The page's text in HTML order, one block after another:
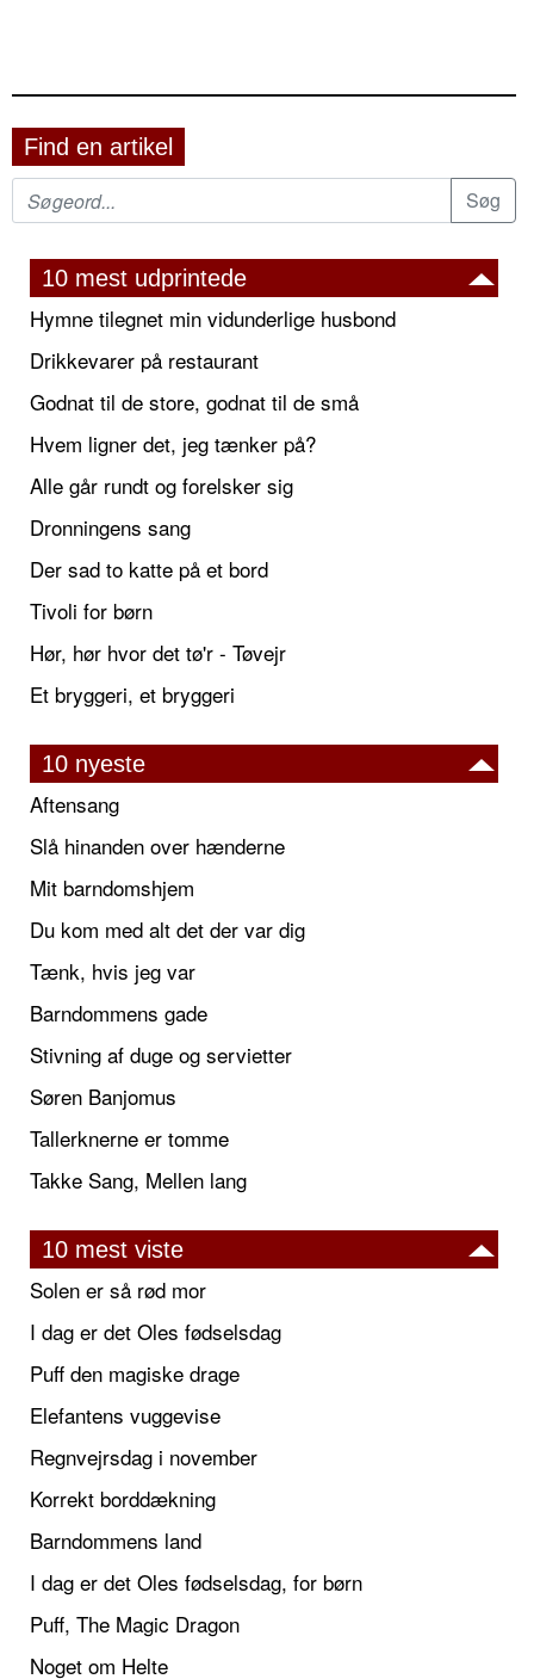
Find en artikel
10 mest udprintede
Hymne tilegnet min vidunderlige husbond
Drikkevarer på restaurant
Godnat til de store, godnat til de små
Hvem ligner det, jeg tænker på?
Alle går rundt og forelsker sig
Dronningens sang
Der sad to katte på et bord
Tivoli for børn
Hør, hør hvor det tø'r - Tøvejr
Et bryggeri, et bryggeri
10 nyeste
Aftensang
Slå hinanden over hænderne
Mit barndomshjem
Du kom med alt det der var dig
Tænk, hvis jeg var
Barndommens gade
Stivning af duge og servietter
Søren Banjomus
Tallerknerne er tomme
Takke Sang, Mellen lang
10 mest viste
Solen er så rød mor
I dag er det Oles fødselsdag
Puff den magiske drage
Elefantens vuggevise
Regnvejrsdag i november
Korrekt borddækning
Barndommens land
I dag er det Oles fødselsdag, for børn
Puff, The Magic Dragon
Noget om Helte